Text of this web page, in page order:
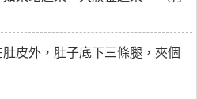
皮外，肚子底下三條腿，夾個